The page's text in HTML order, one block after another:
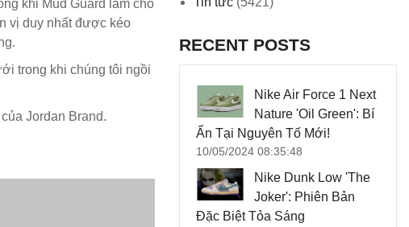
khi Mud Guard làm cho
vị duy nhất được kéo
trong khi chúng tôi ngồi
Jordan Brand.
RECENT POSTS
Nike Air Force 1 Next
Nature 'Oil Green': Bí
Ẩn Tại Nguyên Tố Mới!
10/05/2024 08:35:48
Nike Dunk Low 'The
Joker': Phiên Bản
Đặc Biệt Tỏa Sáng